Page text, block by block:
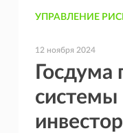
УПРАВЛЕНИЕ
12 ноября 2024
Госдума
системы